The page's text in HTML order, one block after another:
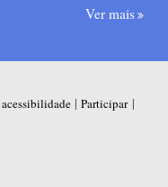
Ver mais
| Participar|